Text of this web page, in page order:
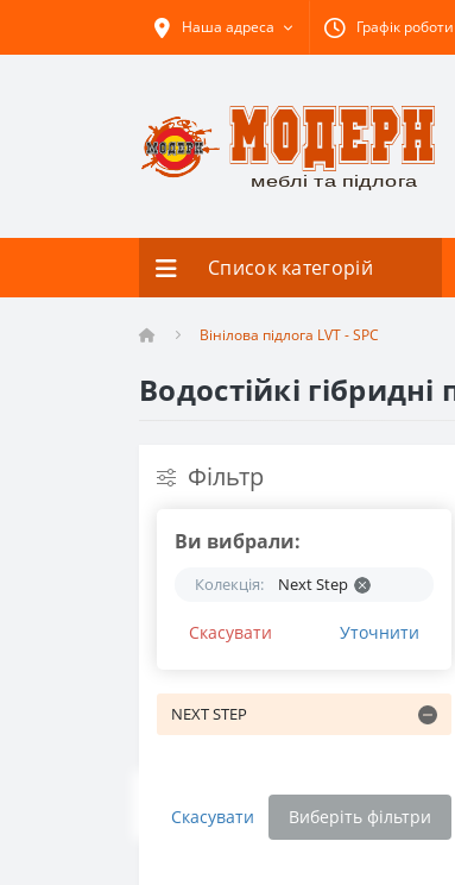
Наша адреса Графік роботи
Список категорій
Вінілова підлога LVT - SPC
Водостійкі
Фільтр
Ви вибрали:
Колекція: Next Step
Скасувати Уточнити
NEXT STEP
Скасувати Виберіть фільтри